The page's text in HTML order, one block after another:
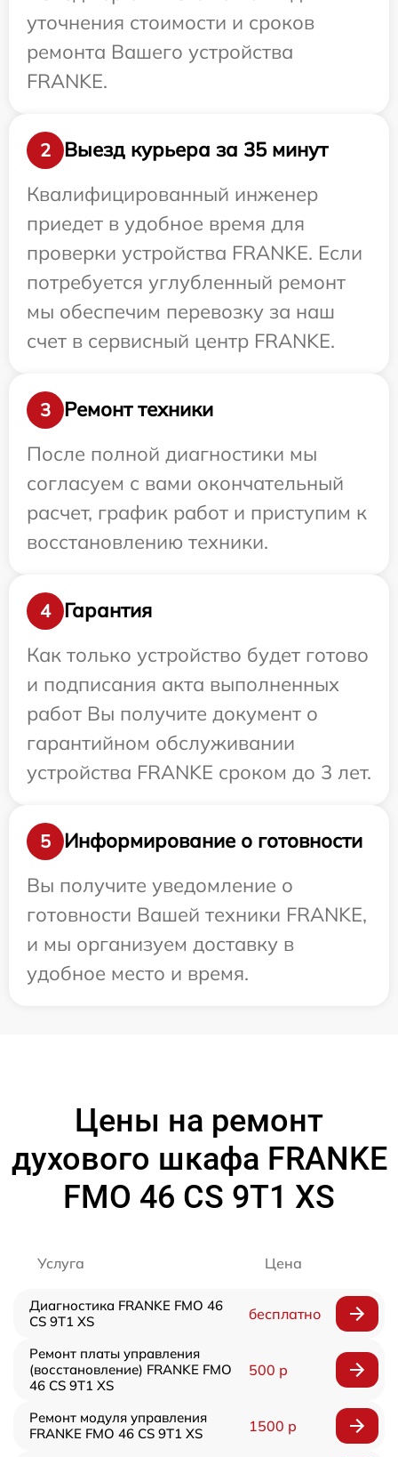
уточнения стоимости и сроков
ремонта Вашего устройства
FRANKE.
2
Выезд курьера за 35 минут
Квалифицированный инженер
приедет в удобное время для
проверки устройства FRANKE. Если
потребуется углубленный ремонт
мы обеспечим перевозку за наш
счет в сервисный центр FRANKE.
3
Ремонт техники
После полной диагностики мы
согласуем с вами окончательный
расчет, график работ и приступим к
восстановлению техники.
4
Гарантия
Как только устройство будет готово
и подписания акта выполненных
работ Вы получите документ о
гарантийном обслуживании
устройства FRANKE сроком до 3 лет.
5
Информирование о готовности
Вы получите уведомление о
готовности Вашей техники FRANKE,
и мы организуем доставку в
удобное место и время.
Цены на ремонт
духового шкафа FRANKE
FMO 46 CS 9T1 XS
Услуга Цена
Диагностика FRANKE FMO 46
CS 9T1 XS
бесплатно
Ремонт платы управления
(восстановление) FRANKE FMO
46 CS 9T1 XS
500 р
Ремонт модуля управления
FRANKE FMO 46 CS 9T1 XS
1500 р